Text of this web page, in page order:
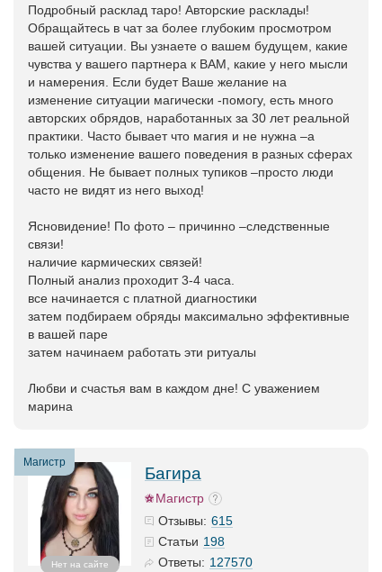
Подробный расклад таро! Авторские расклады!
Обращайтесь в чат за более глубоким просмотром
вашей ситуации. Вы узнаете о вашем будущем, какие
чувства у вашего партнера к ВАМ, какие у него мысли
и намерения. Если будет Ваше желание на
изменение ситуации магически -помогу, есть много
авторских обрядов, наработанных за 30 лет реальной
практики. Часто бывает что магия и не нужна –а
только изменение вашего поведения в разных сферах
общения. Не бывает полных тупиков –просто люди
часто не видят из него выход!
Ясновидение! По фото – причинно –следственные
связи!
наличие кармических связей!
Полный анализ проходит 3-4 часа.
все начинается с платной диагностики
затем подбираем обряды максимально эффективные
в вашей паре
затем начинаем работать эти ритуалы
Любви и счастья вам в каждом дне! С уважением
марина
Магистр
Нет на сайте
Багира
Магистр
Отзывы: 615
Статьи 198
Ответы: 127570